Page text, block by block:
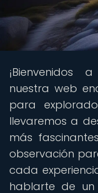
¡Bienvenidos
nuestra web
para
llevaremos a
más
observación
cada
hablarte de